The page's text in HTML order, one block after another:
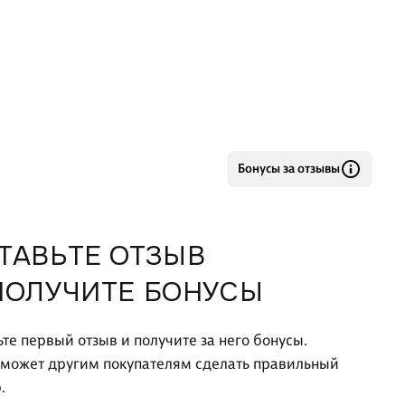
Бонусы за отзывы
ОТЗЫВ
БОНУСЫ
первый отзыв и получите за него бонусы.
другим покупателям сделать правильный